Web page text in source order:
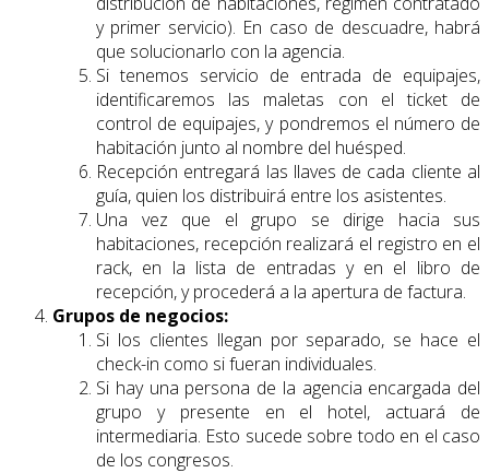
y primer servicio). En caso de descuadre, habrá
que solucionarlo con la agencia.
Si tenemos servicio de entrada de equipajes,
identificaremos las maletas con el ticket de
control de equipajes, y pondremos el número de
habitación junto al nombre del huésped.
Recepción entregará las llaves de cada cliente al
guía, quien los distribuirá entre los asistentes.
Una vez que el grupo se dirige hacia sus
habitaciones, recepción realizará el registro en el
rack, en la lista de entradas y en el libro de
recepción, y procederá a la apertura de factura.
Grupos de negocios:
Si los clientes llegan por separado, se hace el
check-in como si fueran individuales.
Si hay una persona de la agencia encargada del
grupo y presente en el hotel, actuará de
intermediaria. Esto sucede sobre todo en el caso
de los congresos.